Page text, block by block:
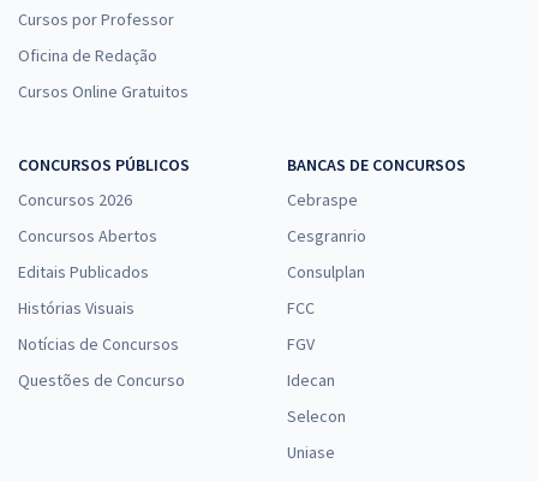
Cursos por Professor
Oficina de Redação
Cursos Online Gratuitos
CONCURSOS PÚBLICOS
Concursos 2026
Concursos Abertos
Editais Publicados
Histórias Visuais
Notícias de Concursos
Questões de Concurso
BANCAS DE CONCURSOS
Cebraspe
Cesgranrio
Consulplan
FCC
FGV
Idecan
Selecon
Uniase